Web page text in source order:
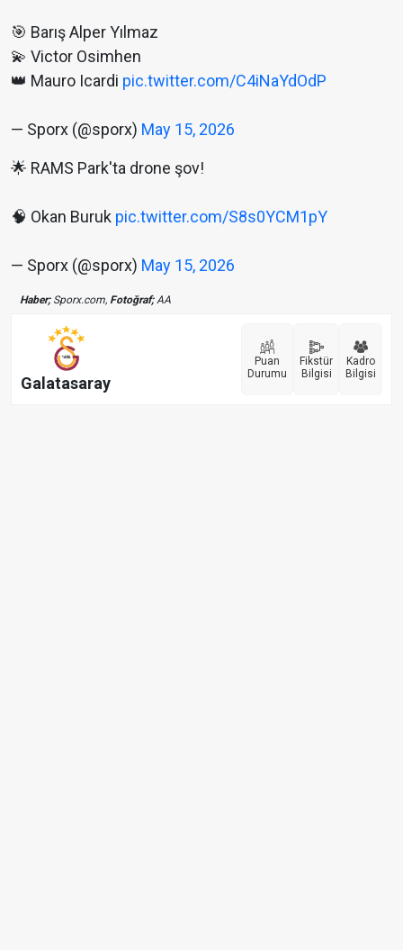
🎯 Barış Alper Yılmaz
💫 Victor Osimhen
👑 Mauro Icardi pic.twitter.com/C4iNaYdOdP
— Sporx (@sporx) May 15, 2026
🌟 RAMS Park'ta drone şov!
🧠 Okan Buruk pic.twitter.com/S8s0YCM1pY
— Sporx (@sporx) May 15, 2026
Haber;Sporx.com, Fotoğraf;AA
Galatasaray
Puan
Durumu
Fikstür
Bilgisi
Kadro
Bilgisi